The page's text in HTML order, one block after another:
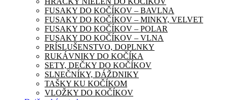
FUSAKY DO KOČÍKOV – BAVLNA
FUSAKY DO KOČÍKOV – MINKY, VELVET
FUSAKY DO KOČÍKOV – POLAR
FUSAKY DO KOČÍKOV – VLNA
PRÍSLUŠENSTVO, DOPLNKY
RUKÁVNIKY DO KOČÍKA
SETY, DEČKY DO KOČÍKOV
SLNEČNÍKY, DÁŽDNIKY
TAŠKY KU KOČÍKOM
VLOŽKY DO KOČÍKOV